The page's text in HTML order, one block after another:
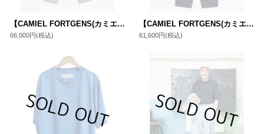
【CAMIEL FORTGENS(カミエルフォートヘンス)】GRANDMA PANTS WOOL(CF.15.06.04.02)/ GREY CHECK
66,000円(税込)
【CAMIEL FORTGENS(カミエルフォートヘンス)】SUIT PANTS WOOL(CF.15.06.08.01)/ NAVY
61,600円(税込)